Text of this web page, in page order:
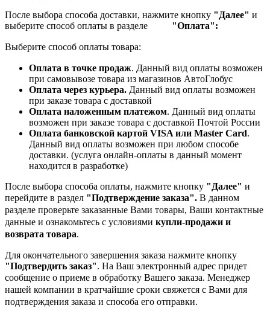
После выбора способа доставки, нажмите кнопку "Далее" и
выберите способ оплаты в разделе "Оплата":
Выберите способ оплаты товара:
Оплата в точке продаж. Данный вид оплаты возможен
при самовывозе товара из магазинов АвтоГлобус
Оплата через курьера. Данный вид оплаты возможен
при заказе товара с доставкой
Оплата наложенным платежом. Данный вид оплаты
возможен при заказе товара с доставкой Почтой России
Оплата банковской картой VISA или Master Card.
Данный вид оплаты возможен при любом способе
доставки. (услуга онлайн-оплаты в данный момент
находится в разработке)
После выбора способа оплаты, нажмите кнопку "Далее" и
перейдите в раздел "Подтверждение заказа". В данном
разделе проверьте заказанные Вами товары, Ваши контактные
данные и ознакомьтесь с условиями купли-продажи и
возврата товара.
Для окончательного завершения заказа нажмите кнопку
"Подтвердить заказ". На Ваш электронный адрес придет
сообщение о приеме в обработку Вашего заказа. Менеджер
нашей компании в кратчайшие сроки свяжется с Вами для
подтверждения заказа и способа его отправки.